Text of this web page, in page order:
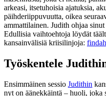
arkeasi, itsetuhoisia ajatuksia,
päihderiippuvuutta, oikea
ammattilainen. Judith ohjaa
Edullisia vaihtoehtoja löydät
kansainvälisiä kriisilinjoja:
Työskentele
Ensimmäinen sessio Judithin
nyt on äänekkäintä – huoli, joka